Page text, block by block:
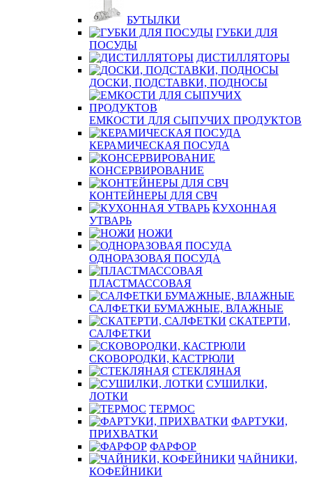
БУТЫЛКИ
ГУБКИ ДЛЯ
ПОСУДЫ
ДИСТИЛЛЯТОРЫ
ДОСКИ, ПОДСТАВКИ, ПОДНОСЫ
ЕМКОСТИ ДЛЯ СЫПУЧИХ ПРОДУКТОВ
КЕРАМИЧЕСКАЯ ПОСУДА
КОНСЕРВИРОВАНИЕ
КОНТЕЙНЕРЫ ДЛЯ СВЧ
КУХОННАЯ
УТВАРЬ
НОЖИ
ОДНОРАЗОВАЯ ПОСУДА
ПЛАСТМАССОВАЯ
САЛФЕТКИ БУМАЖНЫЕ, ВЛАЖНЫЕ
СКАТЕРТИ,
САЛФЕТКИ
СКОВОРОДКИ, КАСТРЮЛИ
СТЕКЛЯНАЯ
СУШИЛКИ,
ЛОТКИ
ТЕРМОС
ФАРТУКИ,
ПРИХВАТКИ
ФАРФОР
ЧАЙНИКИ,
КОФЕЙНИКИ